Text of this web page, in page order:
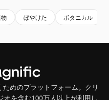
ぼやけた ボタニカル
めのプラットフォーム。クリ
オを含む100万人以上が利用し